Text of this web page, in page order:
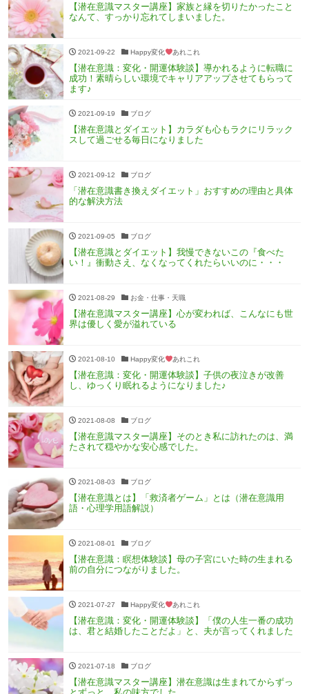
【潜在意識マスター講座】家族と縁を切りたかったこと
なんて、すっかり忘れてしまいました。
2021-09-22 Happy変化 あれこれ
【潜在意識：変化・開運体験談】導かれるように転職に
成功！素晴らしい環境でキャリアアップさせてもらって
ます♪
2021-09-19 ブログ
【潜在意識とダイエット】カラダも心もラクにリラック
スして過ごせる毎日になりました
2021-09-12 ブログ
「潜在意識書き換えダイエット」おすすめの理由と具体
的な解決方法
2021-09-05 ブログ
【潜在意識とダイエット】我慢できないこの『食べた
い！』衝動さえ、なくなってくれたらいいのに・・・
2021-08-29 お金・仕事・天職
【潜在意識マスター講座】心が変われば、こんなにも世
界は優しく愛が溢れている
2021-08-10 Happy変化 あれこれ
【潜在意識：変化・開運体験談】子供の夜泣きが改善
し、ゆっくり眠れるようになりました♪
2021-08-08 ブログ
【潜在意識マスター講座】そのとき私に訪れたのは、満
たされて穏やかな安心感でした。
2021-08-03 ブログ
【潜在意識とは】「救済者ゲーム」とは（潜在意識用
語・心理学用語解説）
2021-08-01 ブログ
【潜在意識：瞑想体験談】母の子宮にいた時の生まれる
前の自分につながりました。
2021-07-27 Happy変化 あれこれ
【潜在意識：変化・開運体験談】「僕の人生一番の成功
は、君と結婚したことだよ」と、夫が言ってくれました
2021-07-18 ブログ
【潜在意識マスター講座】潜在意識は生まれてからずっ